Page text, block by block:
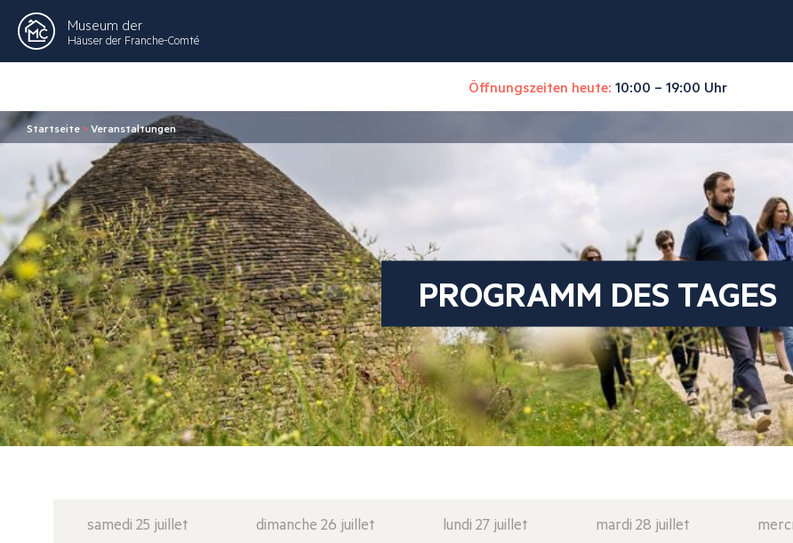
Museum der
Häuser der Franche-Comté
Öffnungszeiten heute: 10:00 – 19:00 Uhr
Startseite >Veranstaltungen
PROGRAMM DES TAGES
samedi 25 juillet dimanche 26 juillet lundi 27 juillet mardi 28 juillet